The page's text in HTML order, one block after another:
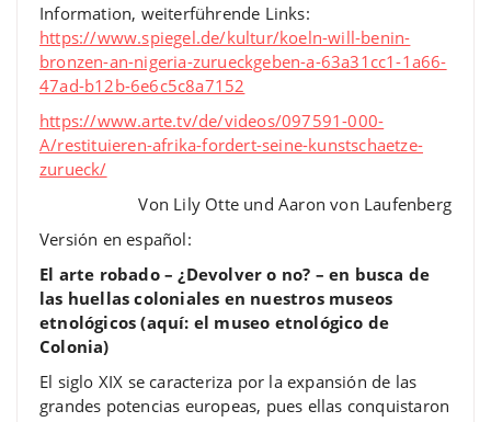
Information, weiterführende Links:
https://www.spiegel.de/kultur/koeln-will-benin-
bronzen-an-nigeria-zurueckgeben-a-63a31cc1-1a66-
47ad-b12b-6e6c5c8a7152
https://www.arte.tv/de/videos/097591-000-
A/restituieren-afrika-fordert-seine-kunstschaetze-
zurueck/
Von Lily Otte und Aaron von Laufenberg
Versión en español:
El arte robado – ¿Devolver o no? – en busca de
las huellas coloniales en nuestros museos
etnológicos (aquí: el museo etnológico de
Colonia)
El siglo XIX se caracteriza por la expansión de las
grandes potencias europeas, pues ellas conquistaron